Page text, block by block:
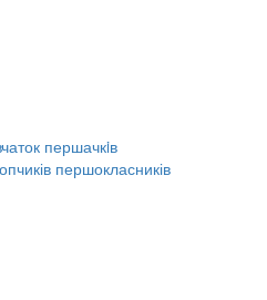
першачкiв
першокласників